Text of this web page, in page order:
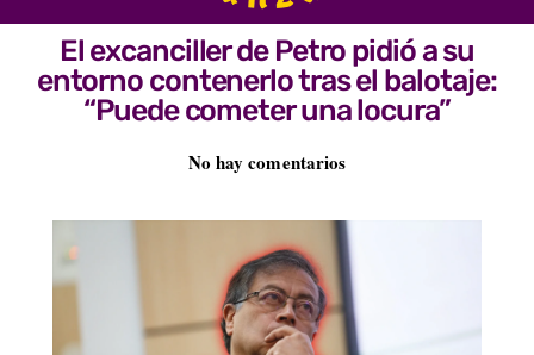
El excanciller de Petro pidió a su
entorno contenerlo tras el balotaje:
“Puede cometer una locura”
No hay comentarios